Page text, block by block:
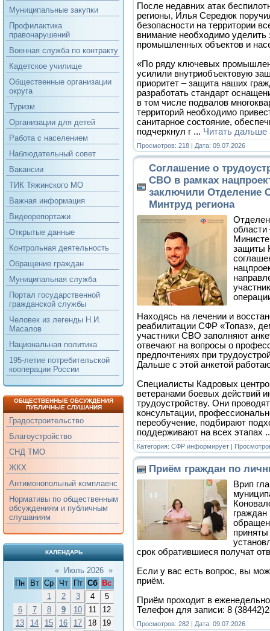
Муниципальные закупки
Профилактика
правонарушений
Военная служба по контракту
Кадетское училище
Общественные организации
округа
Туризм
Организации для детей
Работа с населением
Наблюдательный совет
Вакансии
ТИК Тяжинского МО
Важная информация
Видеорепортажи
Открытые данные
Контрольная деятельность
Обращение граждан
Муниципальная служба
Портал государственной
гражданской службы
Человек из легенды Н.И.
Масалов
Национальная политика
195-летие потребительской
кооперации России
ОБЩЕСТВЕННЫЕ ОБСУЖДЕНИЯ
ПУБЛИЧНЫЕ СЛУШАНИЯ
Градостроительство
Благоустройство
СНД ТМО
ЖКХ
Антимонопольный комплаенс
Нормативы по общественным
обсуждениям и публичным
слушаниям
КАЛЕНДАРЬ
« Июль 2026 »
Пн
Вт Ср Чт Пт Сб
Вс
1
2 3 4
5
6
7 8 9 10 11
12
13
14 15 16 17 18
19
После недавних атак
регионы, Илья Середюк
безопасности на территории
внимание необходимо
промышленных объектов и
«По ряду ключевых
усилили внутриобъектовую
приоритет – защита наших
разработать стандарт
в том числе подвалов
территорий необходимо
санитарное состояние,
подчеркнул г ... Читать дальше
Просмотров: 218 | Дата: 09.07.2026
Соглашение о
СВО в рамках
заключили Отделение
Минтруд региона
области
защиты
Находясь на лечении и
реабилитации СФР «Топаз»,
участники СВО заполняют
отвечают на вопросы о
предпочтениях при
Дальше с этой анкетой
Специалисты Кадровых
ветеранами боевых действий
трудоустройству. Они
консультации,
переобучение, подбирают
поддерживают на всех этапах
Категория: СФР информирует |
Приём граждан по
Врип
срок обратившиеся получат
Если у вас есть вопрос, вы
приём.
Приём проходит в
Телефон для записи: 8
Просмотров: 282 | Дата: 09.07.2026